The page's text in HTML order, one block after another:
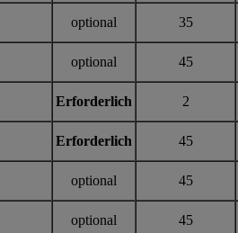
optional 35
optional 45
Erforderlich 2
Erforderlich 45
optional 45
optional 45